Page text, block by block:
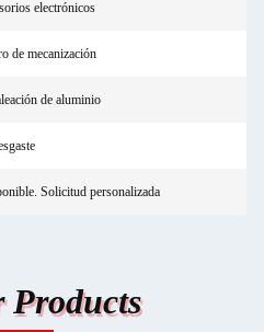
electrónicos
de mecanización
de aluminio
Solicitud personalizada